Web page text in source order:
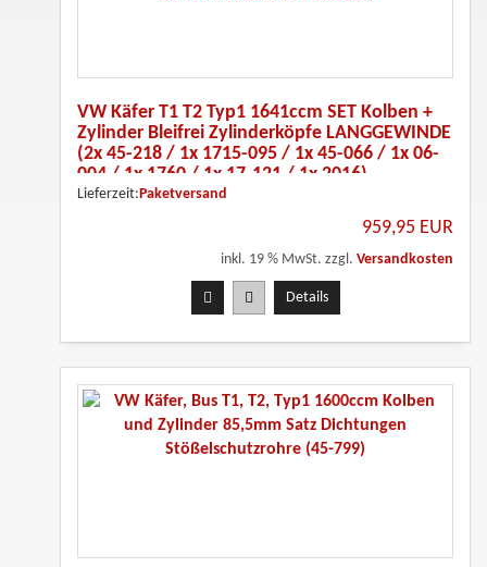
VW Käfer T1 T2 Typ1 1641ccm SET Kolben +
Zylinder Bleifrei Zylinderköpfe LANGGEWINDE
(2x 45-218 / 1x 1715-095 / 1x 45-066 / 1x 06-
004 / 1x 1760 / 1x 17-121 / 1x 2016)
Lieferzeit: Paketversand
959,95 EUR
inkl. 19 % MwSt. zzgl. Versandkosten
Details